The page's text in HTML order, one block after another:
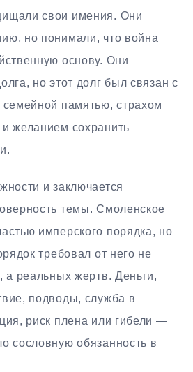
свои имения. Они
но понимали, что война
основу. Они
но этот долг был связан с
семейной памятью, страхом
желанием сохранить
и заключается
темы. Смоленское
имперского порядка, но
требовал от него не
а реальных жертв. Деньги,
подводы, служба в
риск плена или гибели —
сословную обязанность в